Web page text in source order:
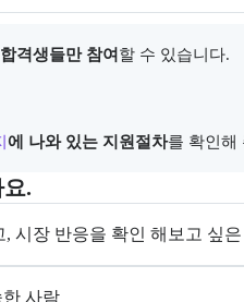
격생들만 참여 할 수 있습니다.
참고 링크가 포함된다.
에 나와 있는 지원절차를 확인해
.
지 항목으로 안내한다. 더보
시장 반응을 확인 해보고 싶
사람